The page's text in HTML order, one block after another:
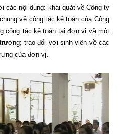
các nội dung: khái quát về Công ty
về công tác kế toán của Công
công tác kế toán tại đơn vị và một
trao đổi với sinh viên về các
của đơn vị.